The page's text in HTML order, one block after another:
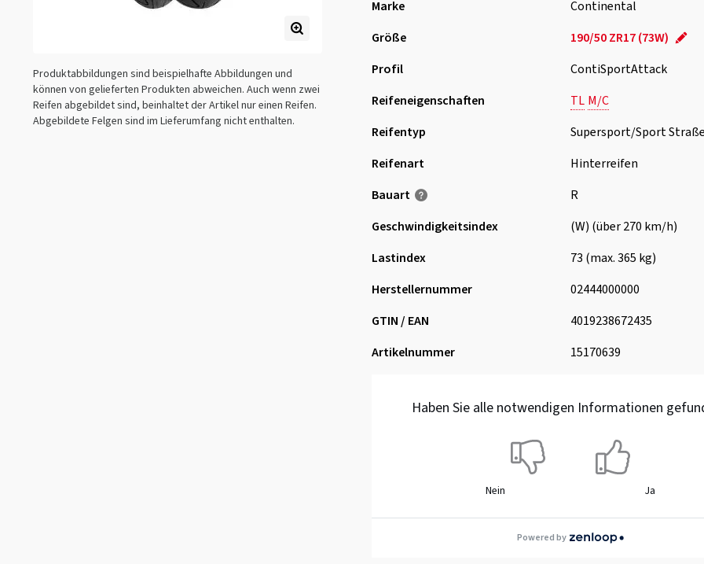
Produktabbildungen sind beispielhafte Abbildungen und
können von gelieferten Produkten abweichen. Auch wenn zwei
Reifen abgebildet sind, beinhaltet der Artikel nur einen Reifen.
Abgebildete Felgen sind im Lieferumfang nicht enthalten.
Marke
Continental
Größe
190/50 ZR17 (73W)
Profil
ContiSportAttack
Reifeneigenschaften
TL M/C
Reifentyp
Supersport/Sport
Reifenart
Hinterreifen
Bauart
R
Geschwindigkeits­index
(W) (über 270 km/h)
Lastindex
73 (max. 365 kg)
Herstellernummer
02444000000
GTIN / EAN
4019238672435
Artikelnummer
15170639
Haben Sie alle notwendigen Informationen
Nein Ja
Powered by